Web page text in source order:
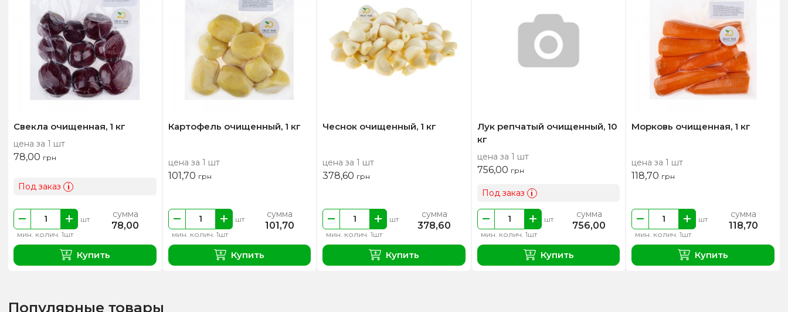
Свекла очищенная, 1 кг
цена за 1 шт
78,00 грн
Под заказ i
мин. колич. 1шт
шт сумма
78,00
Купить
Картофель очищенный, 1 кг
цена за 1 шт
101,70 грн
мин. колич. 1шт
шт сумма
101,70
Купить
Чеснок очищенный, 1 кг
цена за 1 шт
378,60 грн
мин. колич. 1шт
шт сумма
378,60
Купить
Лук репчатый очищенный, 10
кг
цена за 1 шт
756,00 грн
Под заказ i
мин. колич. 1шт
шт сумма
756,00
Купить
Морковь очищенная, 1 кг
цена за 1 шт
118,70 грн
мин. колич. 1шт
шт сумма
118,70
Купить
Популярные товары